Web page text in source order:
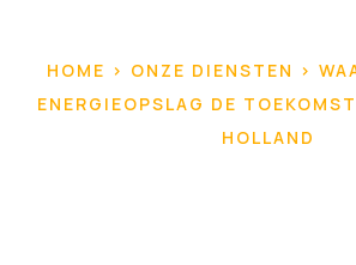
HOME > ONZE DIENSTEN >
ENERGIEOPSLAG DE
HOLLAND